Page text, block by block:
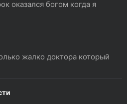
оказался богом когда я
жалко доктора который